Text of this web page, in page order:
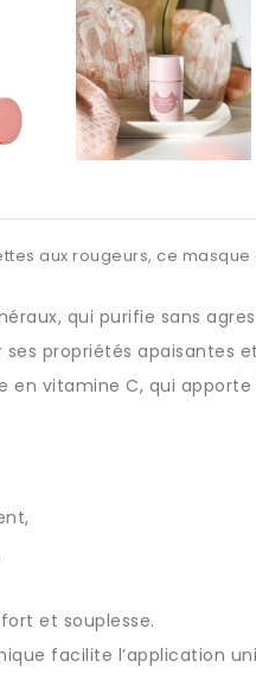
aux rougeurs, ce
qui purifie sans
propriétés apaisantes
en vitamine C, qui
et souplesse.
facilite l’application